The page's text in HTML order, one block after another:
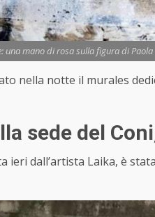
una mano di rosa sulla figura di
nella notte il murales
sede del
ieri dall’artista Laika, è